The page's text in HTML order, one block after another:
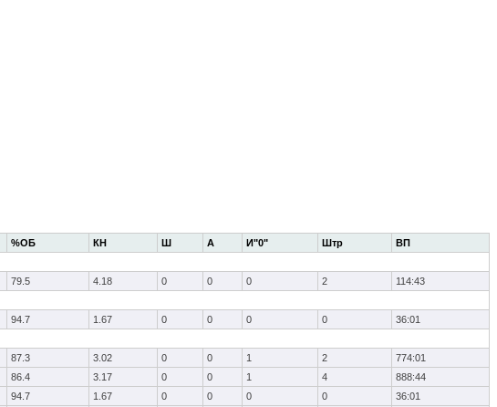
%ОБ КН Ш А И"0" Штр ВП
79.5 4.18 0 0 0 2
114:43
94.7 1.67 0 0 0 0
36:01
87.3 3.02 0 0 1 2
774:01
86.4 3.17 0 0 1 4
888:44
94.7 1.67 0 0 0 0
36:01